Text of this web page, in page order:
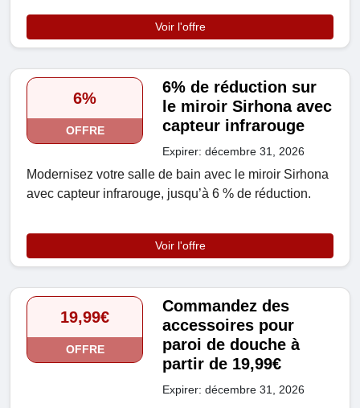
Voir l'offre
6%
OFFRE
6% de réduction sur
le miroir Sirhona avec
capteur infrarouge
Expirer: décembre 31, 2026
Modernisez votre salle de bain avec le miroir Sirhona
avec capteur infrarouge, jusqu’à 6 % de réduction.
Voir l'offre
19,99€
OFFRE
Commandez des
accessoires pour
paroi de douche à
partir de 19,99€
Expirer: décembre 31, 2026